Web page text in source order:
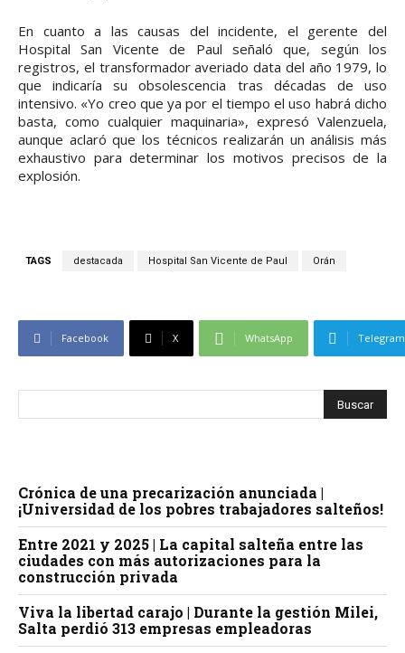
En cuanto a las causas del incidente, el gerente del
Hospital San Vicente de Paul señaló que, según los
registros, el transformador averiado data del año 1979, lo
que indicaría su obsolescencia tras décadas de uso
intensivo. «Yo creo que ya por el tiempo el uso habrá dicho
basta, como cualquier maquinaria», expresó Valenzuela,
aunque aclaró que los técnicos realizarán un análisis más
exhaustivo para determinar los motivos precisos de la
explosión.
TAGS destacada Hospital San Vicente de Paul Orán
Facebook X WhatsApp Telegram
Crónica de una precarización anunciada |
¡Universidad de los pobres trabajadores salteños!
Entre 2021 y 2025 | La capital salteña entre las
ciudades con más autorizaciones para la
construcción privada
Viva la libertad carajo | Durante la gestión Milei,
Salta perdió 313 empresas empleadoras